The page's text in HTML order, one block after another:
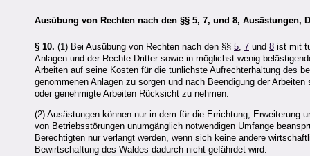
Ausübung von Rechten nach den §§ 5, 7, und 8, Ausästungen,
§ 10. (1) Bei Ausübung von Rechten nach den §§ 5 7 und 8 ist mit
Anlagen und der Rechte Dritter sowie in möglichst wenig
Arbeiten auf seine Kosten für die tunlichste Aufrechterhaltung des
genommenen Anlagen zu sorgen und nach Beendigung der
oder genehmigte Arbeiten Rücksicht zu nehmen.
(2) Ausästungen können nur in dem für die Errichtung, Erweiterung
von Betriebsstörungen unumgänglich notwendigen Umfange
Berechtigten nur verlangt werden, wenn sich keine andere
Bewirtschaftung des Waldes dadurch nicht gefährdet wird.